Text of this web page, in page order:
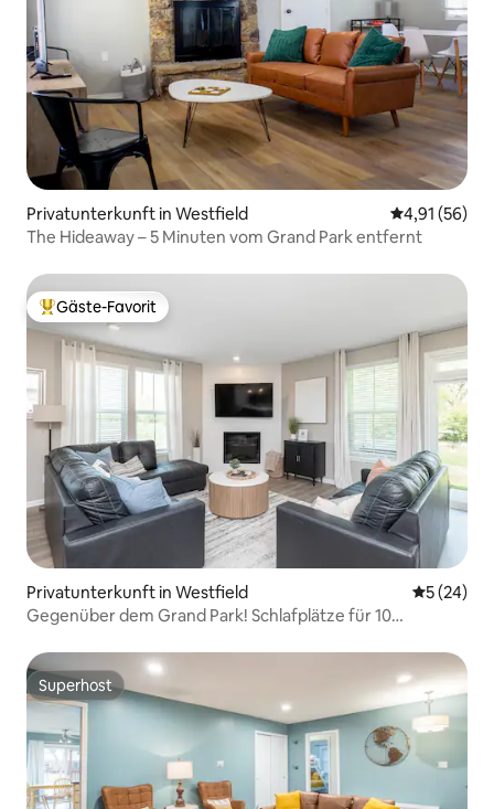
Privatunterkunft in Westfield
4,91 (56)
The Hideaway – 5 Minuten vom Grand Park entfernt
Beliebter Gäste-Favorit.
Gäste-Favorit
Privatunterkunft in Westfield
5 (24)
Gegenüber dem Grand Park! Schlafplätze für 10
Superhost
Superhost